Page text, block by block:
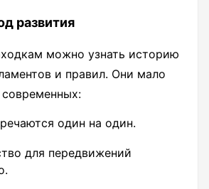
развития
можно узнать историю
и правил. Они мало
один на один.
для передвижений